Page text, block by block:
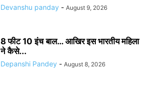
Devanshu panday - August 9, 2026
8 फीट 10 इंच बाल… आखिर इस भारतीय महिला
ने कैसे...
Depanshi Pandey - August 8, 2026